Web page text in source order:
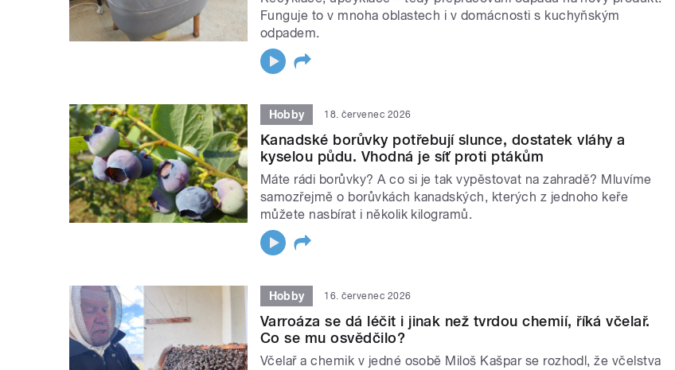
Funguje to v mnoha oblastech i v domácnosti s kuchyňským
odpadem.
Hobby 18. červenec 2026
Kanadské borůvky potřebují slunce, dostatek vláhy a
kyselou půdu. Vhodná je síť proti ptákům
Máte rádi borůvky? A co si je tak vypěstovat na zahradě? Mluvíme
samozřejmě o borůvkách kanadských, kterých z jednoho keře
můžete nasbírat i několik kilogramů.
Hobby 16. červenec 2026
Varroáza se dá léčit i jinak než tvrdou chemií, říká včelař.
Co se mu osvědčilo?
Včelař a chemik v jedné osobě Miloš Kašpar se rozhodl, že včelstva